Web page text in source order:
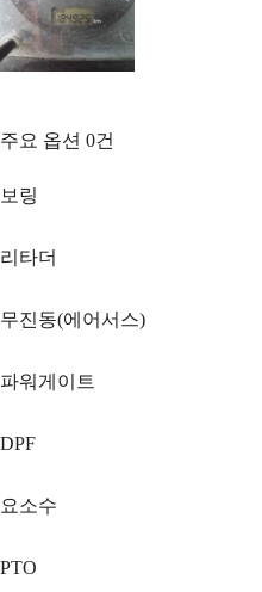
주요 옵션 0건
보링
리타더
무진동(에어서스)
파워게이트
DPF
요소수
PTO